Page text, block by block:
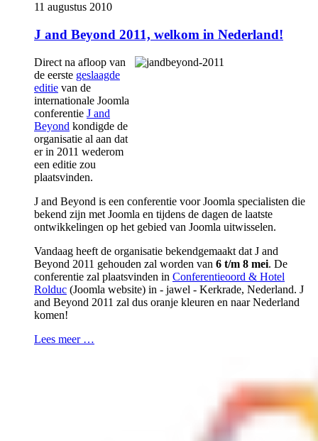
11 augustus 2010
J and Beyond 2011, welkom in Nederland!
Direct na afloop van
de eerste geslaagde
editie van de
internationale Joomla
conferentie J and
Beyond kondigde de
organisatie al aan dat
er in 2011 wederom
een editie zou
plaatsvinden.
J and Beyond is een conferentie voor Joomla specialisten die
bekend zijn met Joomla en tijdens de dagen de laatste
ontwikkelingen op het gebied van Joomla uitwisselen.
Vandaag heeft de organisatie bekendgemaakt dat J and
Beyond 2011 gehouden zal worden van 6 t/m 8 mei. De
conferentie zal plaatsvinden in Conferentieoord & Hotel
Rolduc (Joomla website) in - jawel - Kerkrade, Nederland. J
and Beyond 2011 zal dus oranje kleuren en naar Nederland
komen!
Lees meer …